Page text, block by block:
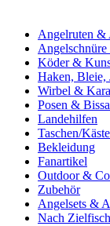
Angelruten &
Köder &
Haken, Bleie,
Wirbel &
Posen &
Landehilfen
Taschen/
Bekleidung
Fanartikel
Outdoor &
Zubehör
Angelsets &
Nach Zielfisch